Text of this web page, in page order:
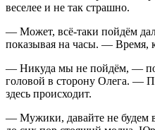
веселее и не так страшно.
— Может, всё-таки пойдём
показывая на часы. — Время,
— Никуда мы не пойдём, —
головой в сторону Олега. —
здесь происходит.
— Мужики, давайте не будем